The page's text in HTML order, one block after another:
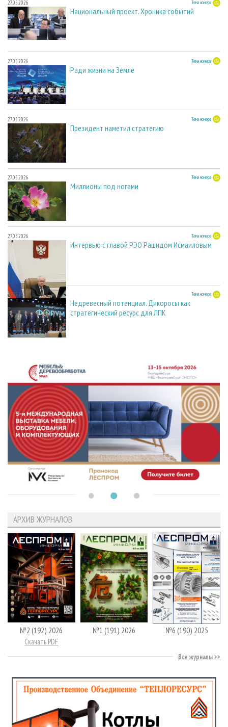
27.05.2026 Тема номера
Национальный проект. Хроника событий
27.05.2026 Тема номера
Ради жизни на Земле
27.05.2026 Тема номера
Президент наметил стратегию
27.05.2026 Тема номера
Миллионы под ногами
27.05.2026 Тема номера
Интервью с главой РЭО Рашидом Исмаиловым
27.05.2026 Тема номера
Недревесный потенциал. Дикоросы как
стратегический ресурс для ЛПК
АРХИВ ЖУРНАЛОВ
№2 (192) 2026
Скачать PDF
№1 (191) 2026 №6 (190) 2025
Все журналы